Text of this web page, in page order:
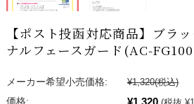
【ポスト投函対応商品】ブラ
ナルフェースガード(AC-
メーカー希望小売価格: ¥1,320(税込)
価格:
¥1,320